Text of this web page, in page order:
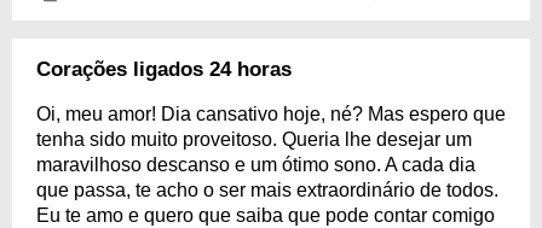
Corações ligados 24 horas
Oi, meu amor! Dia cansativo hoje, né? Mas espero que
tenha sido muito proveitoso. Queria lhe desejar um
maravilhoso descanso e um ótimo sono. A cada dia
que passa, te acho o ser mais extraordinário de todos.
Eu te amo e quero que saiba que pode contar comigo